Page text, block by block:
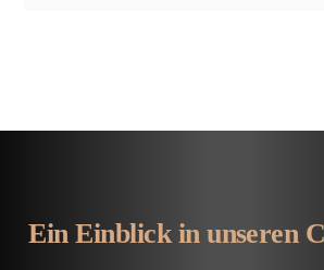
Ein Einblick in unseren